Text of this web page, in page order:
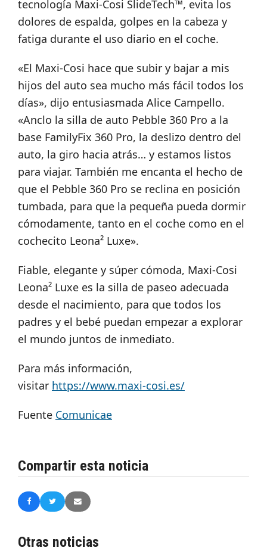
tecnología Maxi-Cosi SlideTech™, evita los
dolores de espalda, golpes en la cabeza y
fatiga durante el uso diario en el coche.
«El Maxi-Cosi hace que subir y bajar a mis
hijos del auto sea mucho más fácil todos los
días», dijo entusiasmada Alice Campello.
«Anclo la silla de auto Pebble 360 ​​Pro a la
base FamilyFix 360 Pro, la deslizo dentro del
auto, la giro hacia atrás… y estamos listos
para viajar. También me encanta el hecho de
que el Pebble 360 ​​Pro se reclina en posición
tumbada, para que la pequeña pueda dormir
cómodamente, tanto en el coche como en el
cochecito Leona² Luxe».
Fiable, elegante y súper cómoda, Maxi-Cosi
Leona² Luxe es la silla de paseo adecuada
desde el nacimiento, para que todos los
padres y el bebé puedan empezar a explorar
el mundo juntos de inmediato.
Para más información,
visitar https://www.maxi-cosi.es/
Fuente Comunicae
Compartir esta noticia
Otras noticias